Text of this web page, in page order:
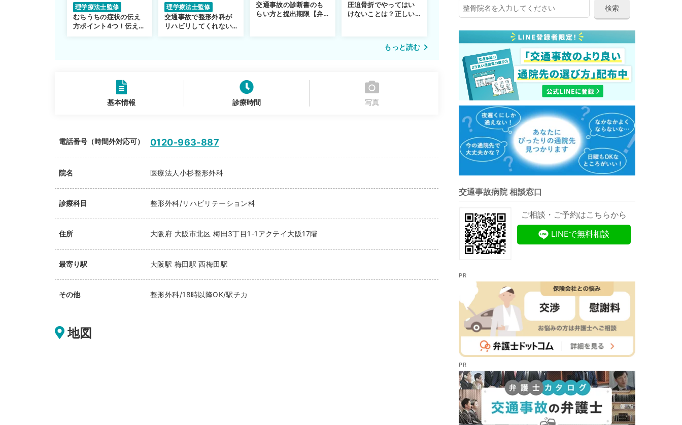
理学療法士監修
むちうちの症状の伝え
方ポイント4つ！伝え方
が重要な理由も解説
理学療法士監修
交通事故で整形外科が
リハビリしてくれない…
転院するべき？
交通事故の診断書のも
らい方と提出期限【弁
圧迫骨折でやってはい
けないことは？正しい
もっと読む
基本情報 診療時間 写真
電話番号（時間外対応可） 0120-963-887
院名 医療法人小杉整形外科
診療科目 整形外科/リハビリテーション科
住所 大阪府 大阪市北区 梅田3丁目1-1アクテイ大阪17階
最寄り駅 大阪駅 梅田駅 西梅田駅
その他 整形外科/18時以降OK/駅チカ
地図
交通事故病院 相談窓口
ご相談・ご予約はこちらから
LINEで無料相談